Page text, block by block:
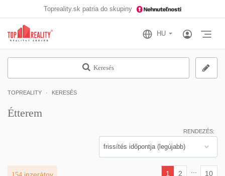
Topreality.sk patria do skupiny
Keresés
TOPREALITY KERESÉS
Étterem
RENDEZÉS:
154 inzerátov
1
2 10